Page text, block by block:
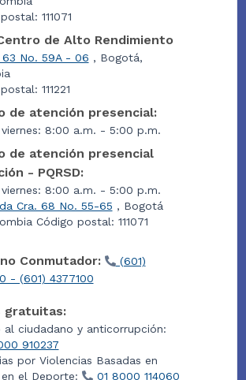
111071
de Alto Rendimiento
63 No. 59A - 06 , Bogotá,
111221
de atención presencial:
8:00 a.m. - 5:00 p.m.
de atención presencial
- PQRSD:
8:00 a.m. - 5:00 p.m.
Cra. 68 No. 55-65 , Bogotá
Código postal: 111071
Conmutador:
(601)
- (601) 4377100
gratuitas:
al ciudadano y anticorrupción:
910237
por Violencias Basadas en
el Deporte:
01 8000 114060